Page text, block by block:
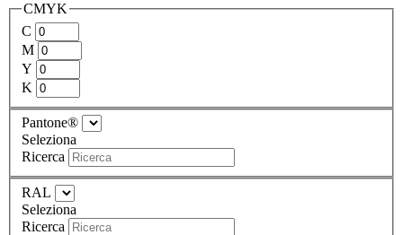
CMYK
C
M
Y
K
Pantone®
Seleziona
Ricerca
RAL
Seleziona
Ricerca